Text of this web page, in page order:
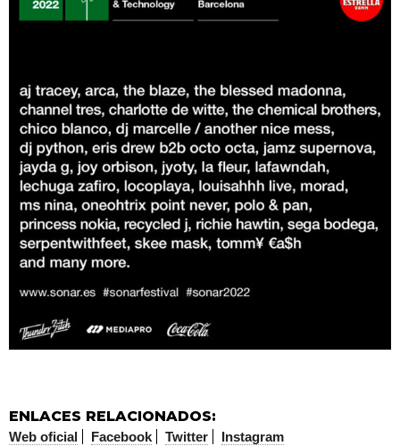
ENLACES RELACIONADOS:
Web oficial Facebook Twitter Instagram